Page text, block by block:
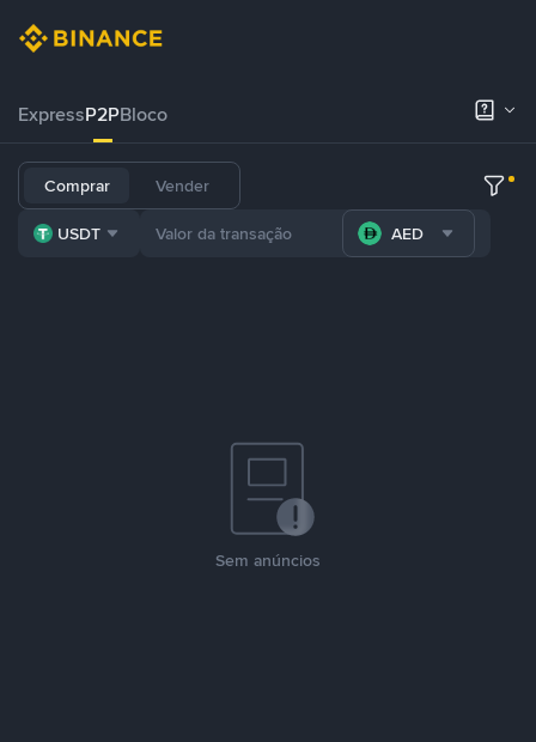
ExpressP2PBloco
Comprar Vender
USDT AED
Sem anúncios